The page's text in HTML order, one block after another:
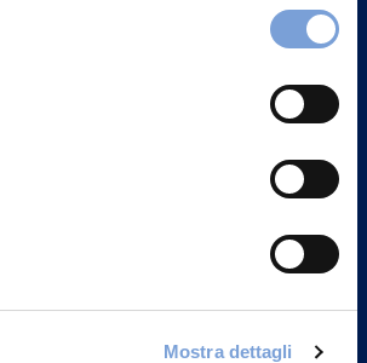
del sito nella sezione "Informativa
Mostra dettagli